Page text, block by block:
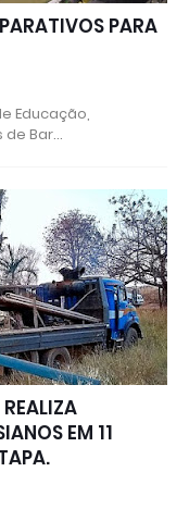
PARA
Educação,
de Bar…
REALIZA
EM 11